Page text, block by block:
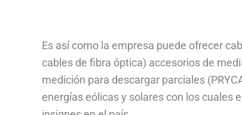
Es así como la empresa puede ofrecer
cables de fibra óptica) accesorios de
medición para descargar parciales
energías eólicas y solares con los cuales